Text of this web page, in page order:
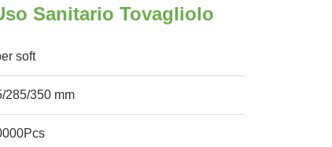
Sanitario Tovagliolo
soft
285/350 mm